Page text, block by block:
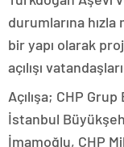
durumlarına
bir yapı olarak
açılışı
Açılışa; CHP
İstanbul
İmamoğlu, CHP